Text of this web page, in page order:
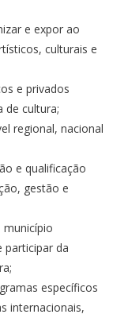
e expor ao
culturais e
e privados
de cultura;
regional, nacional
e qualificação
gestão e
município
participar da
específicos
internacionais,